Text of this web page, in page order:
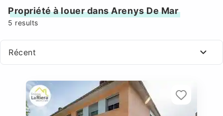
Propriété à louer dans Arenys De Mar
5 results
Récent